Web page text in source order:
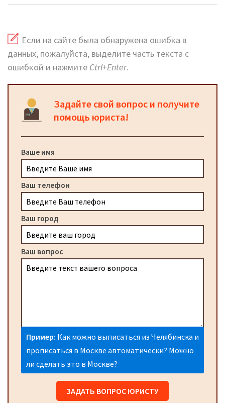
Если на сайте была обнаружена ошибка в
данных, пожалуйста, выделите часть текста с
ошибкой и нажмите Ctrl+Enter.
Задайте свой вопрос и получите
помощь юриста!
Ваше имя
Ваш телефон
Ваш город
Ваш вопрос
Пример: Как можно выписаться из Челябинска и
прописаться в Москве автоматически? Можно
ли сделать это в Москве?
ЗАДАТЬ ВОПРОС ЮРИСТУ